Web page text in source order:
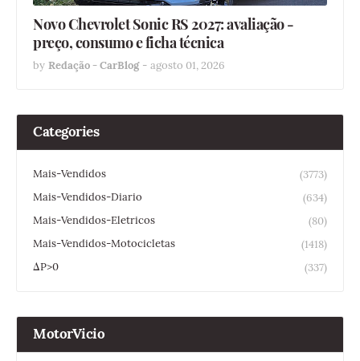
Novo Chevrolet Sonic RS 2027: avaliação -
preço, consumo e ficha técnica
by Redação - CarBlog - agosto 01, 2026
Categories
Mais-Vendidos
(3773)
Mais-Vendidos-Diario
(634)
Mais-Vendidos-Eletricos
(80)
Mais-Vendidos-Motocicletas
(1418)
ΔP>0
(337)
MotorVicio